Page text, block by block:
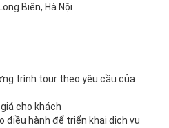
Biên, Hà Nội
trình tour theo yêu cầu của
cho khách
điều hành để triển khai dịch vụ